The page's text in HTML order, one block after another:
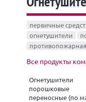
первичные
огнетушители
Все продукты
Огнетушители
порошковые
переносные (по